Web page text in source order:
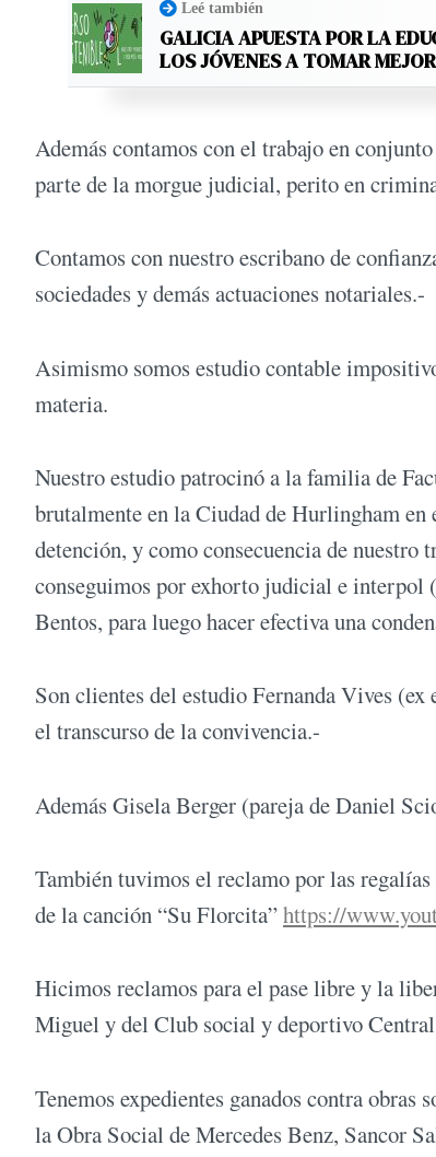
Leé también
GALICIA APUESTA POR LA
LOS JÓVENES A TOMAR
Además contamos con el trabajo en
parte de la morgue judicial, perito en
Contamos con nuestro escribano de
sociedades y demás actuaciones notariales.-
Asimismo somos estudio contable
materia.
Nuestro estudio patrocinó a la familia de
brutalmente en la Ciudad de Hurlingham en
detención, y como consecuencia de
conseguimos por exhorto judicial e interpol
Bentos, para luego hacer efectiva una
Son clientes del estudio Fernanda Vives
el transcurso de la convivencia.-
Además Gisela Berger (pareja de Daniel
También tuvimos el reclamo por las
de la canción “Su Florcita”https://
Hicimos reclamos para el pase libre y la
Miguel y del Club social y deportivo
Tenemos expedientes ganados contra
la Obra Social de Mercedes Benz, Sancor